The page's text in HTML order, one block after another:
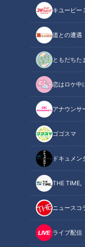
キユーピー
道との遭遇
ともだちた
恋はロケ中
アナウンサ
ゴゴスマ
ドキュメン
THE TIME,
ニュースコ
ライブ配信
大家族チャン
「大家族チャ
夏休みに入った大家
は子どもたちが家に
今回は庄子家と上田家
7月24日CBCテレビOA
【家族構成】上田家（
お父さん 基嗣（も
お母さん 英里（
第１子長男 秀哉（し
第２子長女 心結（
第３子次女 芽生（
第４子三女 夢侑（
第５子四女 苺果（
第６子五女 埜乃